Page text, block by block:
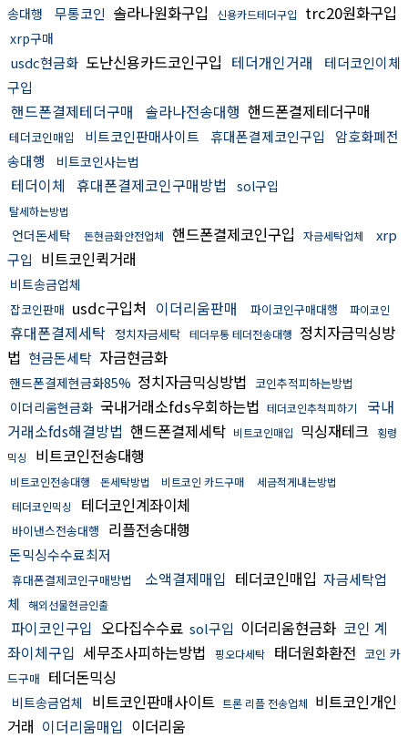
송대행
무통코인 솔라나원화구입 신용카드테더구입 trc20원화구입
xrp구매
usdc현금화 도난신용카드코인구입 테더개인거래
테더코인이체
구입
핸드폰결제테더구매 솔라나전송대행 핸드폰결제테더구매
테더코인매입 비트코인판매사이트 휴대폰결제코인구입
암호화폐전
송대행
비트코인사는법
테더이체 휴대폰결제코인구매방법 sol구입
탈세하는방법
언더돈세탁 돈현금화안전업체 핸드폰결제코인구입 자금세탁업체
xrp
구입 비트코인퀵거래
비트송금업체
잡코인판매 usdc구입처 이더리움판매 파이코인구매대행 파이코인
휴대폰결제세탁 정치자금세탁 테더무통 테더전송대행 정치자금믹싱방
법 현금돈세탁 자금현금화
핸드폰결제현금화85% 정치자금믹싱방법 코인추적피하는방법
이더리움현금화 국내거래소fds우회하는법 테더코인추척피하기
국내
거래소fds해결방법 핸드폰결제세탁 비트코인매입 믹싱재테크 횡령
믹싱
비트코인전송대행
비트코인전송대행 돈세탁방법 비트코인 카드구매
세금적게내는방법
테더코인믹싱
테더코인계좌이체
바이낸스전송대행 리플전송대행
돈믹싱수수료최저
휴대폰결제코인구매방법 소액결제매입 테더코인매입 자금세탁업
체 해외선물현금인출
파이코인구입 오다집수수료 sol구입 이더리움현금화 코인 계
좌이체구입 세무조사피하는방법 핑오다세탁 태더원화환전 코인 카
드구매 테더돈믹싱
비트송금업체 비트코인판매사이트 트론 리플 전송업체 비트코인개인
거래 이더리움매입 이더리움